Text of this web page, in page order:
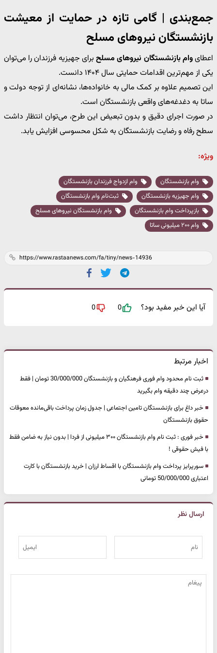
جمع‌بندی | گامی تازه در حمایت از معیشت
بازنشستگان نیروهای مسلح
اعطایوام بازنشستگان نیروهای مسلحبرای جهیزیه فرزندان را می‌توان
یکی از مهم‌ترین اقدامات حمایتی سال ۱۴۰۴ دانست.
این تصمیم علاوه بر کمک مالی به خانواده‌ها، نشانه‌ای از توجه دولت و
ساتا به دغدغه‌های واقعی بازنشستگان است.
در صورت اجرای دقیق و بدون تبعیض این طرح، می‌توان انتظار داشت
سطح رفاه و رضایت بازنشستگان به شکل محسوسی افزایش یابد.
ویژه:
وام بازنشستگان
وام ازدواج فرزندان بازنشستگان
وام جهیزیه بازنشستگان
ثبت‌نام وام بازنشستگان
بازپرداخت وام بازنشستگان
وام بازنشستگان نیروهای مسلح
وام ۲۰۰ میلیونی ساتا
آیا این خبر مفید بود؟ 0
0
اخبار مرتبط
ثبت نام محدود وام فوری فرهنگیان و بازنشستگان 30/000/000 تومان | فقط
درعرض چند دقیقه وام بگیرید
خبر داغ برای بازنشستگان تامین اجتماعی | جدول زمان پرداخت باقی‌مانده معوقات
حقوق بازنشستگان
خبر فوری : ثبت نام وام بازنشستگان ۳۰۰ میلیونی از فردا | بدون نیاز به ضامن فقط
با فیش حقوقی !
سورپرایز پرداخت وام بازنشستگان با اقساط ارزان | خرید بازنشستگان با کارت
اعتباری 50/000/000 تومانی
ارسال نظر